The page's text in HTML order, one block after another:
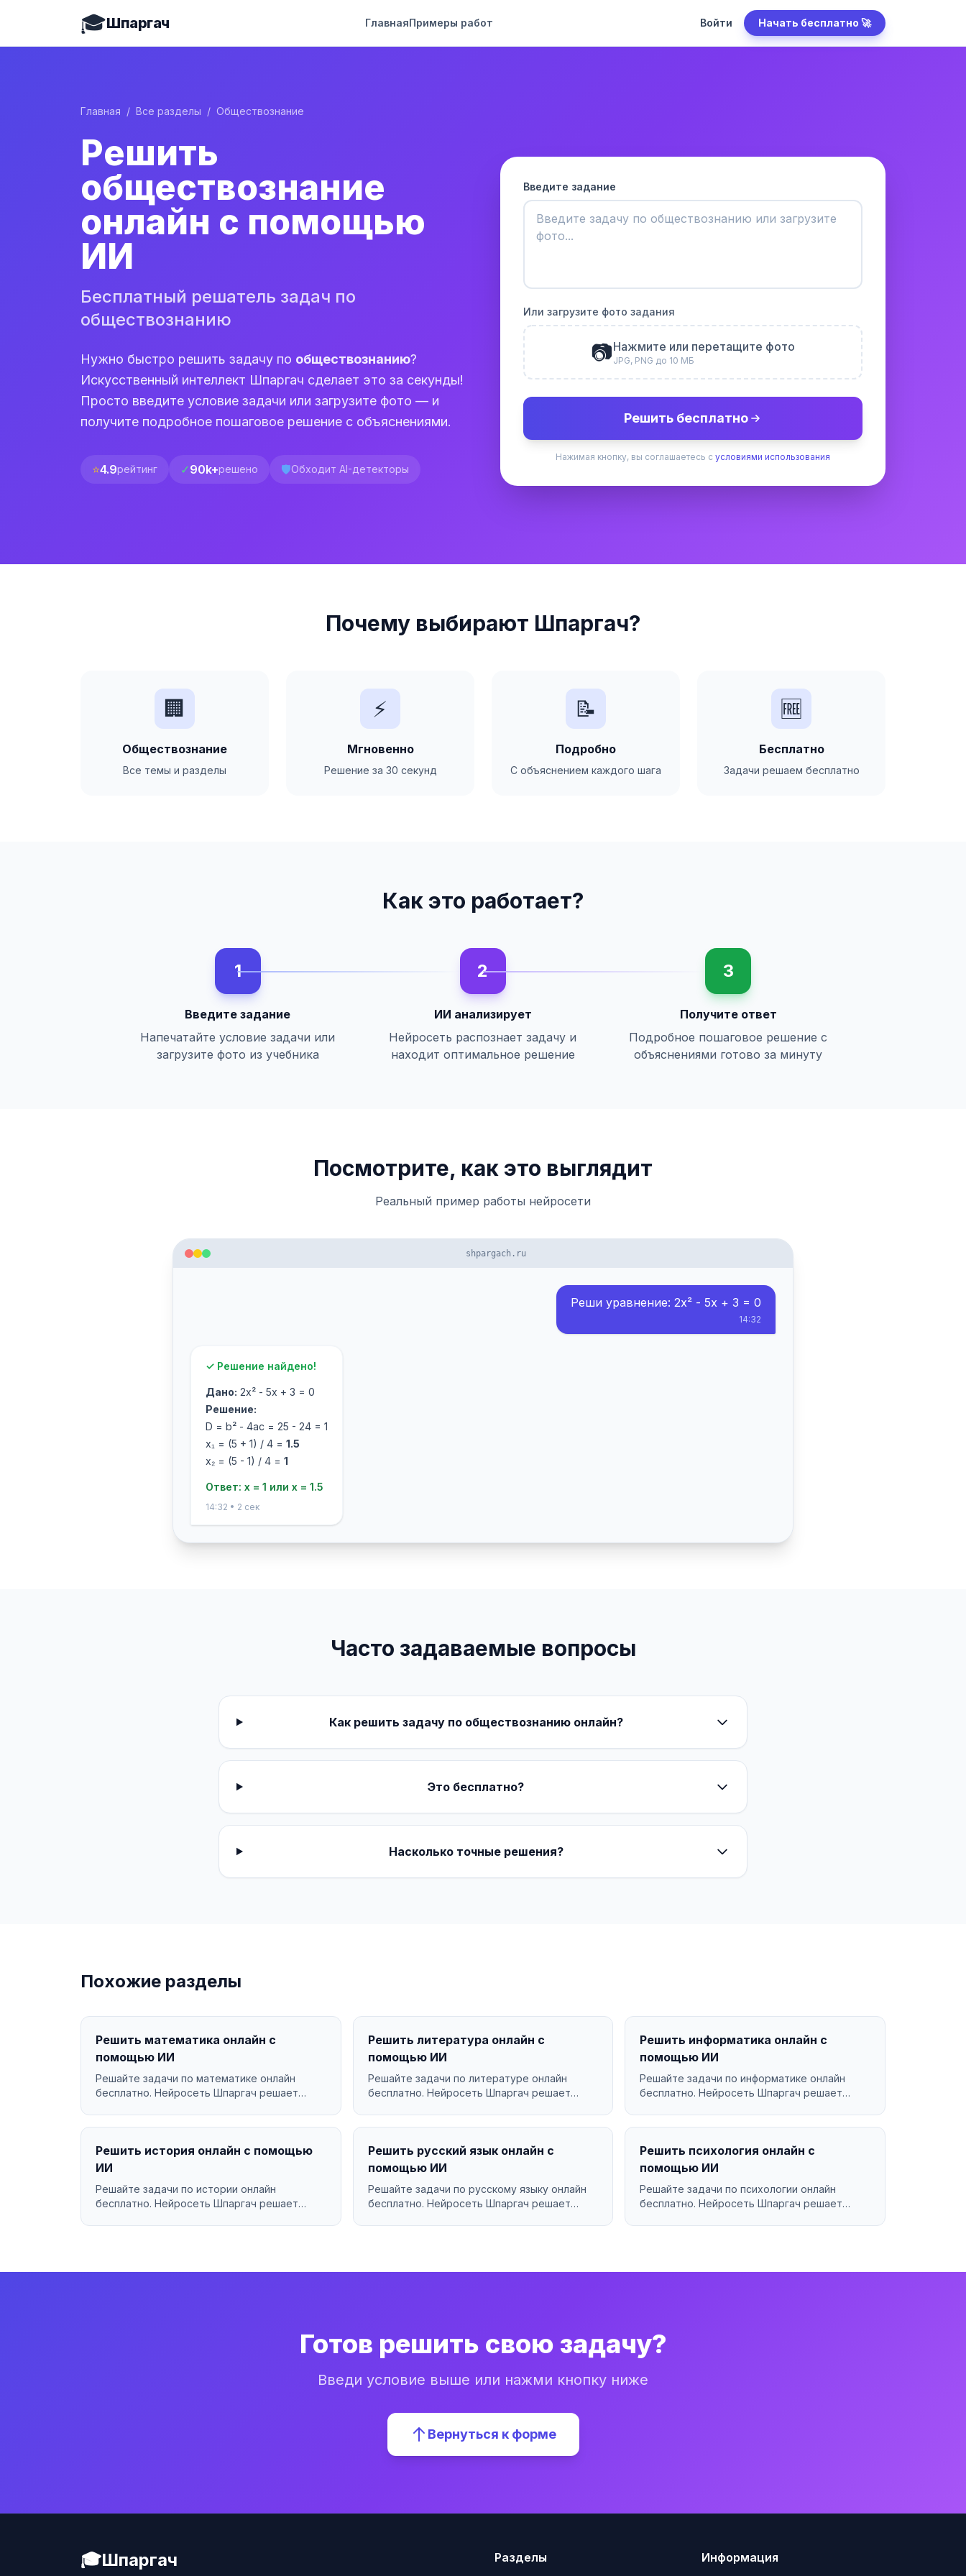
🎓Шпаргач ГлавнаяПримеры работ Войти Начать бесплатно 🚀
Главная / Все разделы / Обществознание
Решить
обществознание
онлайн с помощью
ИИ
Бесплатный решатель задач по
обществознанию
Нужно быстро решить задачу по обществознанию?
Искусственный интеллект Шпаргач сделает это за секунды!
Просто введите условие задачи или загрузите фото — и
получите подробное пошаговое решение с объяснениями.
⭐4.9рейтинг ✓90k+решено 🛡️Обходит AI-детекторы
Введите задание
Или загрузите фото задания
📷Нажмите или перетащите фото
JPG, PNG до 10 МБ
Решить бесплатно
Нажимая кнопку, вы соглашаетесь с условиями использования
Почему выбирают Шпаргач?
🏢
Обществознание
Все темы и разделы
⚡
Мгновенно
Решение за 30 секунд
📝
Подробно
С объяснением каждого шага
🆓
Бесплатно
Задачи решаем бесплатно
Как это работает?
1
Введите задание
Напечатайте условие задачи или
загрузите фото из учебника
2
ИИ анализирует
Нейросеть распознает задачу и
находит оптимальное решение
3
Получите ответ
Подробное пошаговое решение с
объяснениями готово за минуту
Посмотрите, как это выглядит
Реальный пример работы нейросети
shpargach.ru
Реши уравнение: 2x² - 5x + 3 = 0
14:32
✓ Решение найдено!
Дано: 2x² - 5x + 3 = 0
Решение:
D = b² - 4ac = 25 - 24 = 1
x₁ = (5 + 1) / 4 = 1.5
x₂ = (5 - 1) / 4 = 1
Ответ: x = 1 или x = 1.5
14:32 • 2 сек
Часто задаваемые вопросы
Как решить задачу по обществознанию онлайн?
Это бесплатно?
Насколько точные решения?
Похожие разделы
Решить математика онлайн с
помощью ИИ
Решайте задачи по математике онлайн
бесплатно. Нейросеть Шпаргач решает
Решить литература онлайн с
помощью ИИ
Решайте задачи по литературе онлайн
бесплатно. Нейросеть Шпаргач решает
Решить информатика онлайн с
помощью ИИ
Решайте задачи по информатике онлайн
бесплатно. Нейросеть Шпаргач решает
Решить история онлайн с помощью
ИИ
Решайте задачи по истории онлайн
бесплатно. Нейросеть Шпаргач решает
Решить русский язык онлайн с
помощью ИИ
Решайте задачи по русскому языку онлайн
бесплатно. Нейросеть Шпаргач решает
Решить психология онлайн с
помощью ИИ
Решайте задачи по психологии онлайн
бесплатно. Нейросеть Шпаргач решает
Готов решить свою задачу?
Введи условие выше или нажми кнопку ниже
Вернуться к форме
🎓Шпаргач Разделы Информация